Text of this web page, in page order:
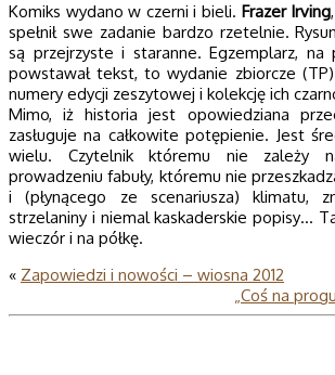
Komiks wydano w czerni i bieli. Frazer Irving
spełnił swe zadanie bardzo rzetelnie.
są przejrzyste i staranne. Egzemplarz,
powstawał tekst, to wydanie zbiorcze
numery edycji zeszytowej i kolekcję ich
Mimo, iż historia jest opowiedziana
zasługuje na całkowite potępienie. Jest
wielu. Czytelnik któremu nie zależy
prowadzeniu fabuły, któremu nie
i (płynącego ze scenariusza) klimatu,
strzelaniny i niemal kaskaderskie popisy…
wieczór i na półkę.
« Zapowiedzi i nowości – wiosna 2012
„Coś na